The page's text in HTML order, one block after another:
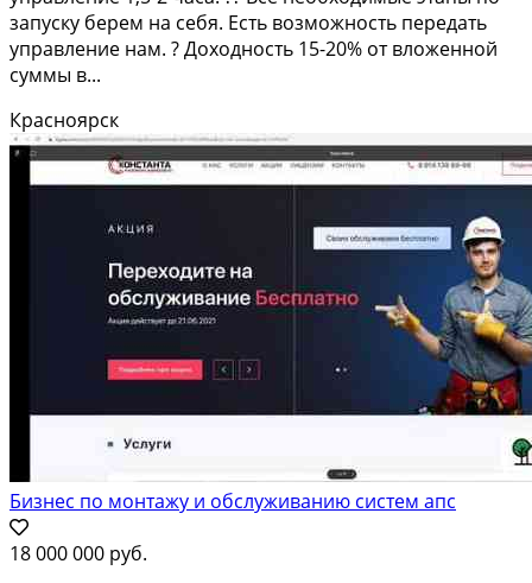
запуску берем на себя. Есть возможность передать
управление нам. ? Доходность 15-20% от вложенной
суммы в...
Красноярск
Бизнес по монтажу и обслуживанию систем апс
18 000 000 руб.